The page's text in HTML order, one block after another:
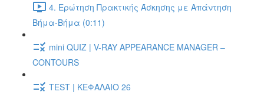
4. Ερώτηση Πρακτικής Άσκησης με Απάντηση
Βήμα-Βήμα (0:11)
mini QUIZ | V-RAY APPEARANCE MANAGER –
CONTOURS
TEST | ΚΕΦΑΛΑΙΟ 26